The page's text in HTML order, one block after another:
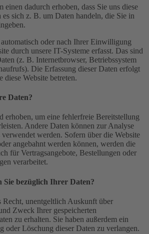
einen dadurch erhoben, dass Sie uns diese
sich z. B. um Daten handeln, die Sie in
oder nach Ihrer Einwilligung
durch unsere IT-Systeme erfasst. Das sind
(z. B. Internetbrowser, Betriebssystem
Die Erfassung dieser Daten erfolgt
diese Website betreten.
Daten?
erhoben, um eine fehlerfreie Bereitstellung
Andere Daten können zur Analyse
werden. Sofern über die Website
angebahnt werden können, werden die
für Vertragsangebote, Bestellungen oder
verarbeitet.
Sie bezüglich Ihrer Daten?
Recht, unentgeltlich Auskunft über
Zweck Ihrer gespeicherten
zu erhalten. Sie haben außerdem ein
oder Löschung dieser Daten zu verlangen.